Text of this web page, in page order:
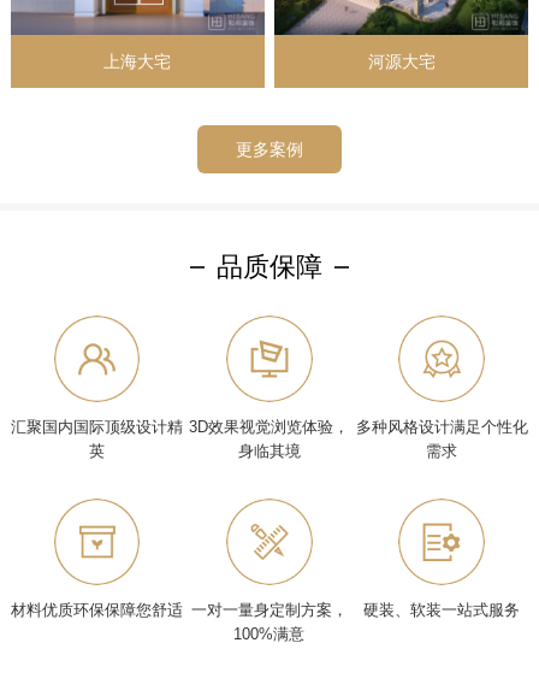
上海大宅 河源大宅
更多案例
品质保障
汇聚国内国际顶级设计精
英
3D效果视觉浏览体验，
身临其境
多种风格设计满足个性化
需求
材料优质环保保障您舒适 一对一量身定制方案，
100%满意
硬装、软装一站式服务